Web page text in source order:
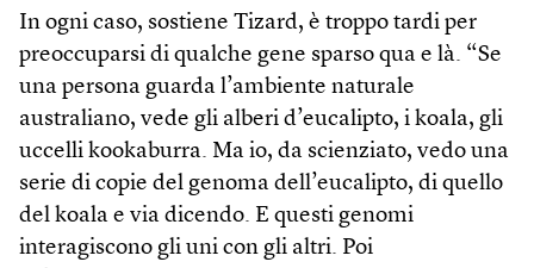
In ogni caso, sostiene Tizard, è troppo tardi per
preoccuparsi di qualche gene sparso qua e là. “Se
una persona guarda l’ambiente naturale
australiano, vede gli alberi d’eucalipto, i koala, gli
uccelli koo­kaburra. Ma io, da scienziato, vedo una
serie di copie del genoma dell’eucalipto, di quello
del koala e via dicendo. E questi genomi
interagiscono gli uni con gli altri. Poi